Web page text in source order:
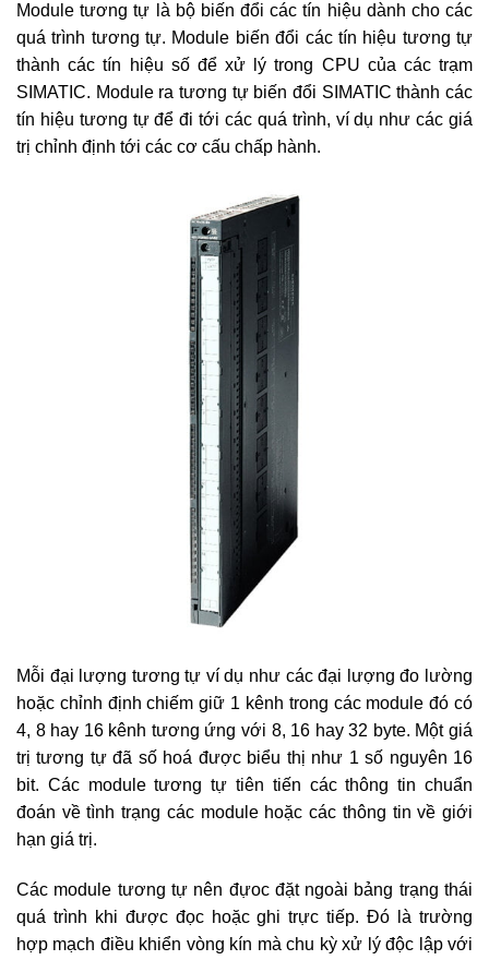
6ES7422-1HH00-0AA0 SIMATIC S7-400, digital output
6ES7422-7BL00-0AB0 SIMATIC S7-400, digital output
6AG1422-1BL00-2AA0 SIPLUS S7-400 SM 422 32DO
Module tương tự là bộ biến đổi các tín hiệu dành cho các
quá trình tương tự. Module biến đổi các tín hiệu tương tự
thành các tín hiệu số để xử lý trong CPU của các trạm
SIMATIC. Module ra tương tự biến đổi SIMATIC thành các
tín hiệu tương tự để đi tới các quá trình, ví dụ như các giá
trị chỉnh định tới các cơ cấu chấp hành.
Mỗi đại lượng tương tự ví dụ như các đại lượng đo lường
hoặc chỉnh định chiếm giữ 1 kênh trong các module đó có
4, 8 hay 16 kênh tương ứng với 8, 16 hay 32 byte. Một giá
trị tương tự đã số hoá được biểu thị như 1 số nguyên 16
bit. Các module tương tự tiên tiến các thông tin chuẩn
đoán về tình trạng các module hoặc các thông tin về giới
hạn giá trị.
Các module tương tự nên đựoc đặt ngoài bảng trạng thái
quá trình khi được đọc hoặc ghi trực tiếp. Đó là trường
hợp mạch điều khiển vòng kín mà chu kỳ xử lý độc lập với